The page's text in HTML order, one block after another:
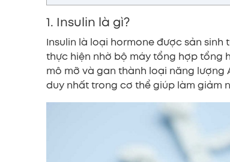
1. Insulin là gì?
Insulin là loại hormone được sản
thực hiện nhờ bộ máy tổng hợp tổng
mô mỡ và gan thành loại năng
duy nhất trong cơ thể giúp làm giảm